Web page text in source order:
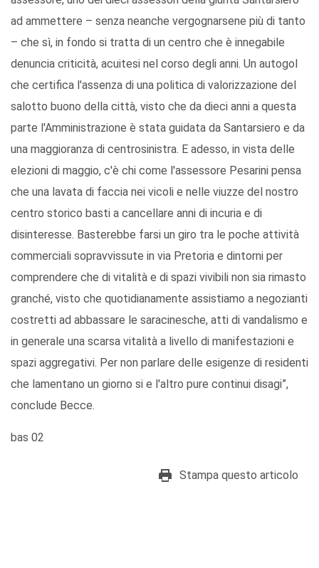
ad ammettere – senza neanche vergognarsene più di tanto
– che sì, in fondo si tratta di un centro che è innegabile
denuncia criticità, acuitesi nel corso degli anni. Un autogol
che certifica l'assenza di una politica di valorizzazione del
salotto buono della città, visto che da dieci anni a questa
parte l'Amministrazione è stata guidata da Santarsiero e da
una maggioranza di centrosinistra. E adesso, in vista delle
elezioni di maggio, c'è chi come l'assessore Pesarini pensa
che una lavata di faccia nei vicoli e nelle viuzze del nostro
centro storico basti a cancellare anni di incuria e di
disinteresse. Basterebbe farsi un giro tra le poche attività
commerciali sopravvissute in via Pretoria e dintorni per
comprendere che di vitalità e di spazi vivibili non sia rimasto
granché, visto che quotidianamente assistiamo a negozianti
costretti ad abbassare le saracinesche, atti di vandalismo e
in generale una scarsa vitalità a livello di manifestazioni e
spazi aggregativi. Per non parlare delle esigenze di residenti
che lamentano un giorno si e l'altro pure continui disagi”,
conclude Becce.
bas 02
Stampa questo articolo